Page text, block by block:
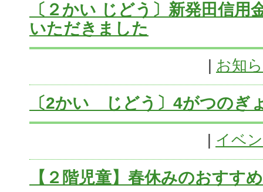
〔２かい じどう〕新発田信用
いただきました
お知
〔2かい じどう〕4がつのぎ
イベ
【２階児童】春休みのおすす